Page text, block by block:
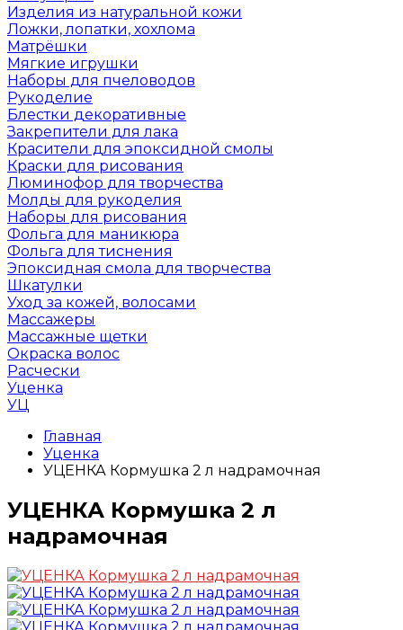
Изделия из натуральной кожи
Ложки, лопатки, хохлома
Матрёшки
Мягкие игрушки
Наборы для пчеловодов
Рукоделие
Блестки декоративные
Закрепители для лака
Красители для эпоксидной смолы
Краски для рисования
Люминофор для творчества
Молды для рукоделия
Наборы для рисования
Фольга для маникюра
Фольга для тиснения
Эпоксидная смола для творчества
Шкатулки
Уход за кожей, волосами
Массажеры
Массажные щетки
Окраска волос
Расчески
Уценка
УЦ
Главная
Уценка
УЦЕНКА Кормушка 2 л надрамочная
УЦЕНКА Кормушка 2 л
надрамочная